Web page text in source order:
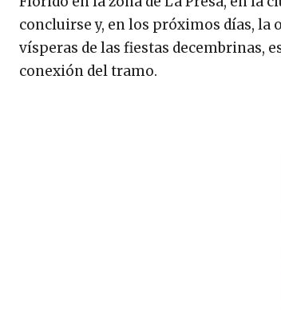
concluirse y, en los próximos días,
vísperas de las fiestas decembrinas,
conexión del tramo.